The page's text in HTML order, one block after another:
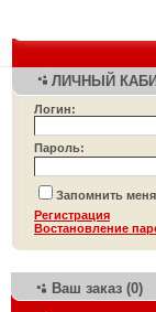
ЛИЧНЫЙ
Логин:
Пароль:
Запомнить
Регистрация
Bостановление
Ваш заказ (0)